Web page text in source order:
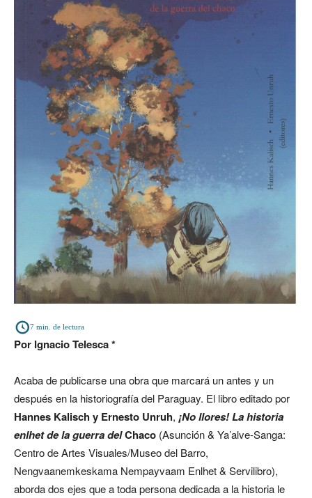
7 min. de lectura
Por Ignacio Telesca *
Acaba de publicarse una obra que marcará un antes y un
después en la historiografía del Paraguay. El libro editado por
Hannes Kalisch y Ernesto Unruh, ¡No llores! La historia
enlhet de la guerra delChaco (Asunción & Ya’alve-Sanga:
Centro de Artes Visuales/Museo del Barro,
Nengvaanemkeskama Nempayvaam Enlhet & Servilibro),
aborda dos ejes que a toda persona dedicada a la historia le